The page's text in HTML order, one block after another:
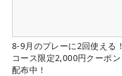
8-9月のプレーに2回使える！
コース限定2,000円クーポン
配布中！